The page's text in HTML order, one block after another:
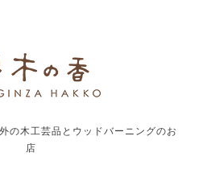
の木工芸品とウッドバーニングのお
店